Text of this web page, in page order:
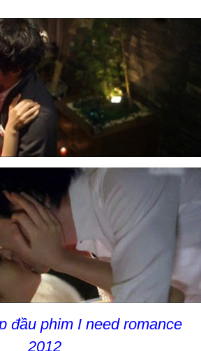
đầu phim I need romance
2012